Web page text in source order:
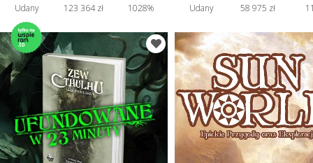
Udany 123 364 zł 1028% Udany 58 975 zł